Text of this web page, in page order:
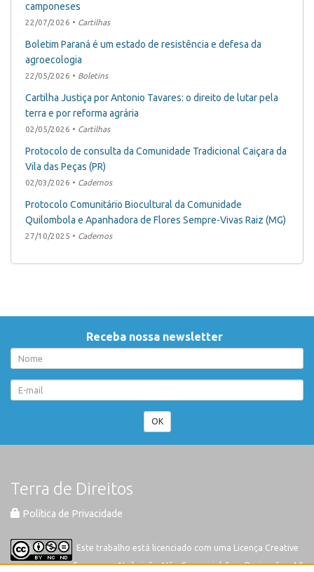
camponeses
22/07/2026 • Cartilhas
Boletim Paraná é um estado de resistência e defesa da
agroecologia
22/05/2026 • Boletins
Cartilha Justiça por Antonio Tavares: o direito de lutar pela
terra e por reforma agrária
02/05/2026 • Cartilhas
Protocolo de consulta da Comunidade Tradicional Caiçara da
Vila das Peças (PR)
02/03/2026 • Cadernos
Protocolo Comunitário Biocultural da Comunidade
Quilombola e Apanhadora de Flores Sempre-Vivas Raiz (MG)
27/10/2025 • Cadernos
Receba nossa newsletter
OK
Terra de Direitos
Política de Privacidade
Este trabalho está licenciado com uma Licença Creative
Commons-Atribuição-Não Comercial-Sem Derivações 4.0